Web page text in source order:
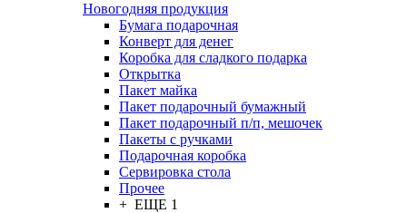
Новогодняя продукция
Бумага подарочная
Конверт для денег
Коробка для сладкого подарка
Открытка
Пакет майка
Пакет подарочный бумажный
Пакет подарочный п/п, мешочек
Пакеты с ручками
Подарочная коробка
Сервировка стола
Прочее
+ ЕЩЕ 1